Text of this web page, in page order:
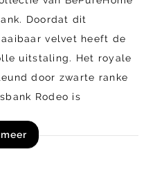
Doordat dit
velvet heeft de
uitstaling. Het royale
door zwarte ranke
Rodeo is